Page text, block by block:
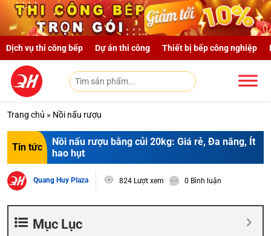
Skip to main content
Dịch vụ thi công bếp Dự án thi công Thiết bị bếp công nghiệp
Trang chủ » Nồi nấu rượu
Tin tức
Nồi nấu rượu bằng củi 20kg: Giá rẻ, Đa năng, Ít
hao hụt
Quang Huy Plaza 824 Lượt xem 0 Bình luận
Mục Lục